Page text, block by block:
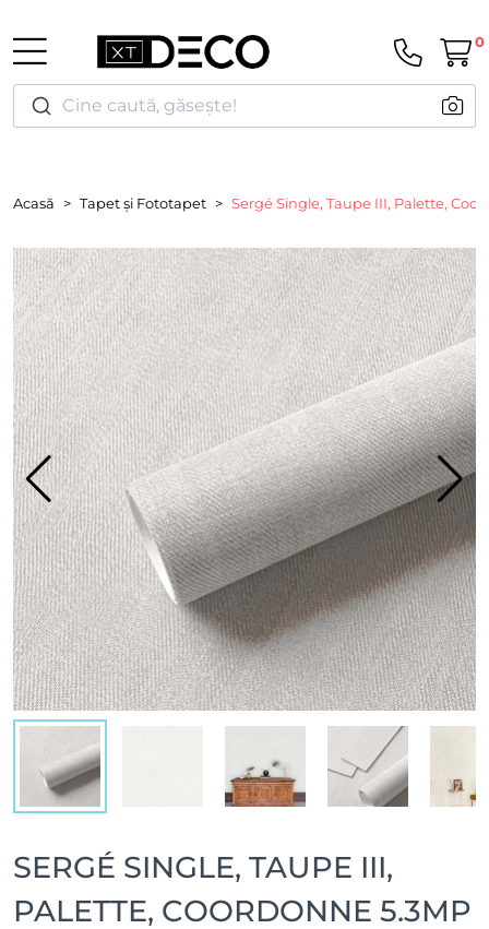
Cine caută, găsește!
0
Acasă Tapet și Fototapet Sergé Single, Taupe III, Palette,
SERGÉ SINGLE, TAUPE III,
PALETTE, COORDONNE 5.3MP